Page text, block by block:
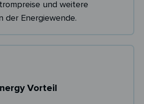
und weitere
der Energiewende.
Vorteil